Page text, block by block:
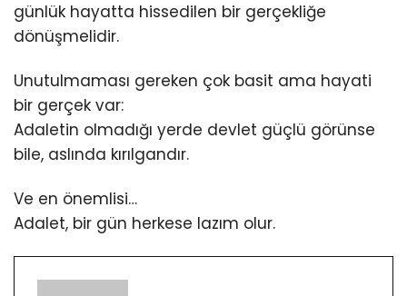
günlük hayatta hissedilen bir gerçekliğe
dönüşmelidir.
Unutulmaması gereken çok basit ama hayati
bir gerçek var:
Adaletin olmadığı yerde devlet güçlü görünse
bile, aslında kırılgandır.
Ve en önemlisi…
Adalet, bir gün herkese lazım olur.